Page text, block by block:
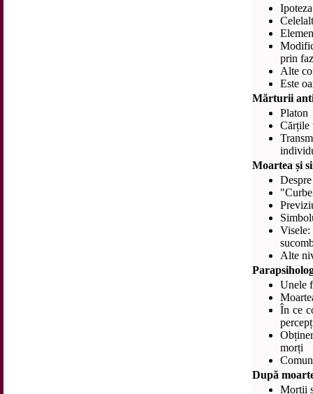
prin
Alte
Este
Mărturii
Platon
Cărțile
Moartea și
Alte
Unele
În ce
morți
După
Morții